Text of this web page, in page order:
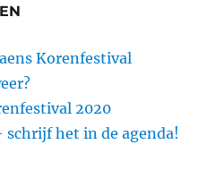
Korenfestival
2020
schrijf het in de agenda!